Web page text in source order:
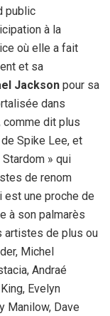
public
à la
où elle a fait
et sa
Jackson pour sa
dans
comme dit plus
Spike Lee, et
» qui
de renom
est une proche de
à son palmarès
artistes de plus ou
Michel
Andraé
Evelyn
Manilow, Dave